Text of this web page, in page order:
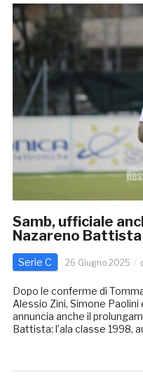
Samb, ufficiale
Nazareno Battista
Serie C 26 Giugno 2025
Dopo le conferme di
Alessio Zini, Simone
annuncia anche il
Battista: l’ala classe 1998,